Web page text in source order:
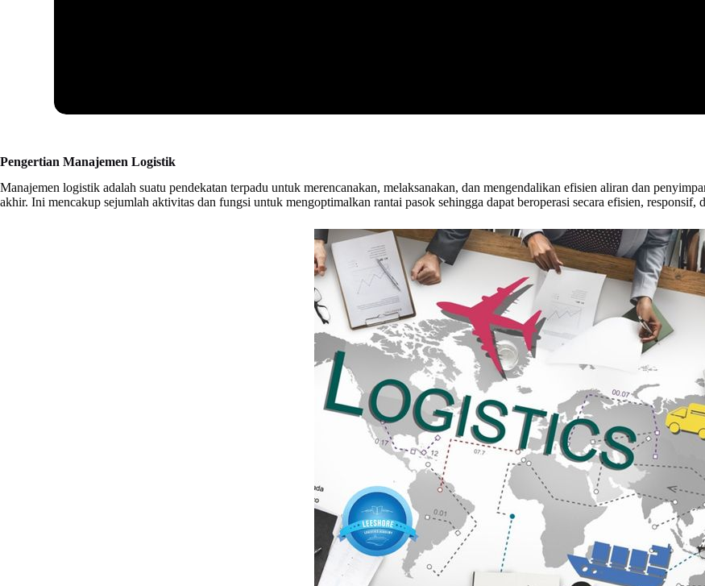
Pengertian Manajemen Logistik
Manajemen logistik adalah suatu pendekatan terpadu untuk merencanakan, melaksanakan, dan mengendalikan efisien aliran dan
akhir. Ini mencakup sejumlah aktivitas dan fungsi untuk mengoptimalkan rantai pasok sehingga dapat beroperasi secara efisien, responsif,